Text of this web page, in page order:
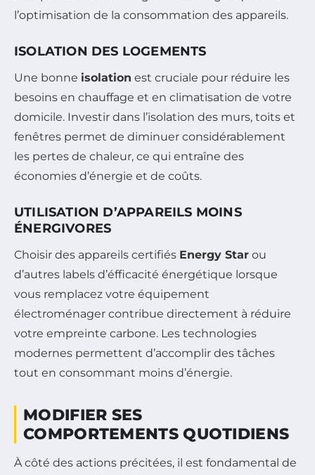
l’optimisation de la consommation des appareils.
ISOLATION DES LOGEMENTS
Une bonne isolation est cruciale pour réduire les
besoins en chauffage et en climatisation de votre
domicile. Investir dans l’isolation des murs, toits et
fenêtres permet de diminuer considérablement
les pertes de chaleur, ce qui entraîne des
économies d’énergie et de coûts.
UTILISATION D’APPAREILS MOINS
ÉNERGIVORES
Choisir des appareils certifiés Energy Star ou
d’autres labels d’éfficacité énergétique lorsque
vous remplacez votre équipement
électroménager contribue directement à réduire
votre empreinte carbone. Les technologies
modernes permettent d’accomplir des tâches
tout en consommant moins d’énergie.
MODIFIER SES
COMPORTEMENTS QUOTIDIENS
À côté des actions précitées, il est fondamental de